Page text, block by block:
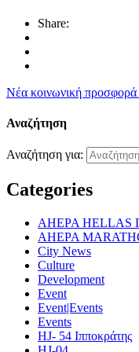
Share:
Νέα κοινωνική
Αναζήτηση
Αναζήτηση για:
Categories
AHEPA HELLAS
AHEPA
City News
Culture
Development
Event
Event|Events
Events
HJ- 54 Ιπποκράτης